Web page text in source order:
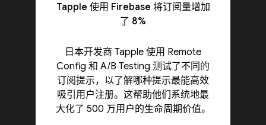
Tapple 使用 Firebase 将订阅量增加
了 8%
日本开发商 Tapple 使用 Remote
Config 和 A/B Testing 测试了不同的
订阅提示，以了解哪种提示最能高效
吸引用户注册。这帮助他们系统地最
大化了 500 万用户的生命周期价值。